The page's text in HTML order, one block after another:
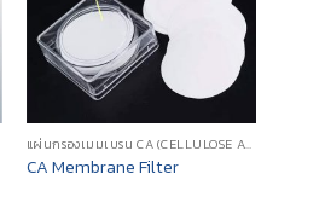
แผ่นกรองเมมเบรน CA (CELLULOSE ACETATE MEMBRANE FILTER)
CA Membrane Filter